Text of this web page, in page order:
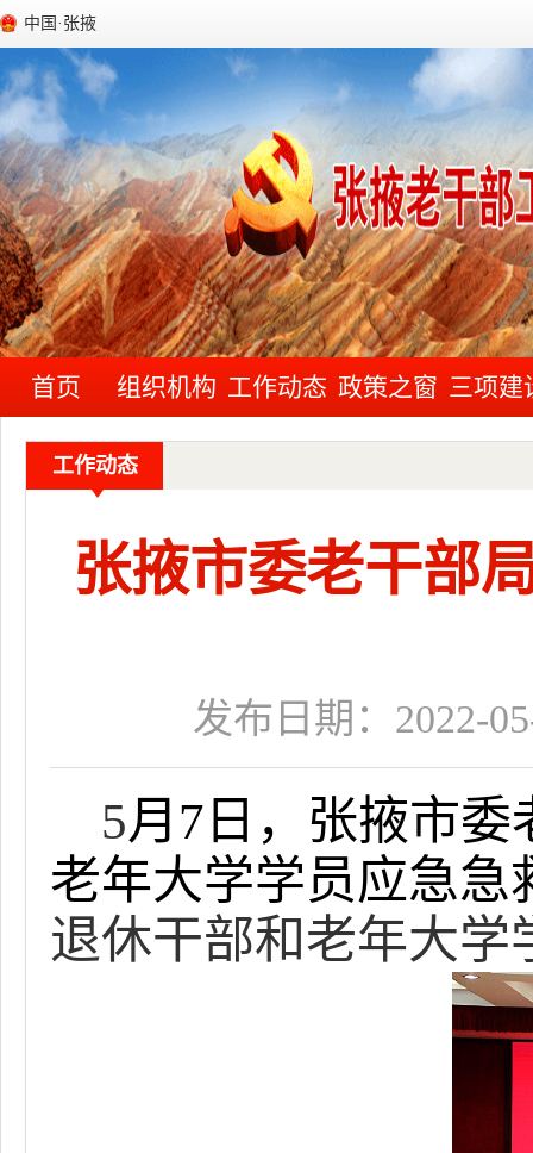
中国·张掖
首页 组织机构 工作动态 政策之窗 三项建
工作动态
张掖市委老干部
发布日期：2022-
5月 7 日，张掖市
老年大学学员应急急
退休干部和老年大学